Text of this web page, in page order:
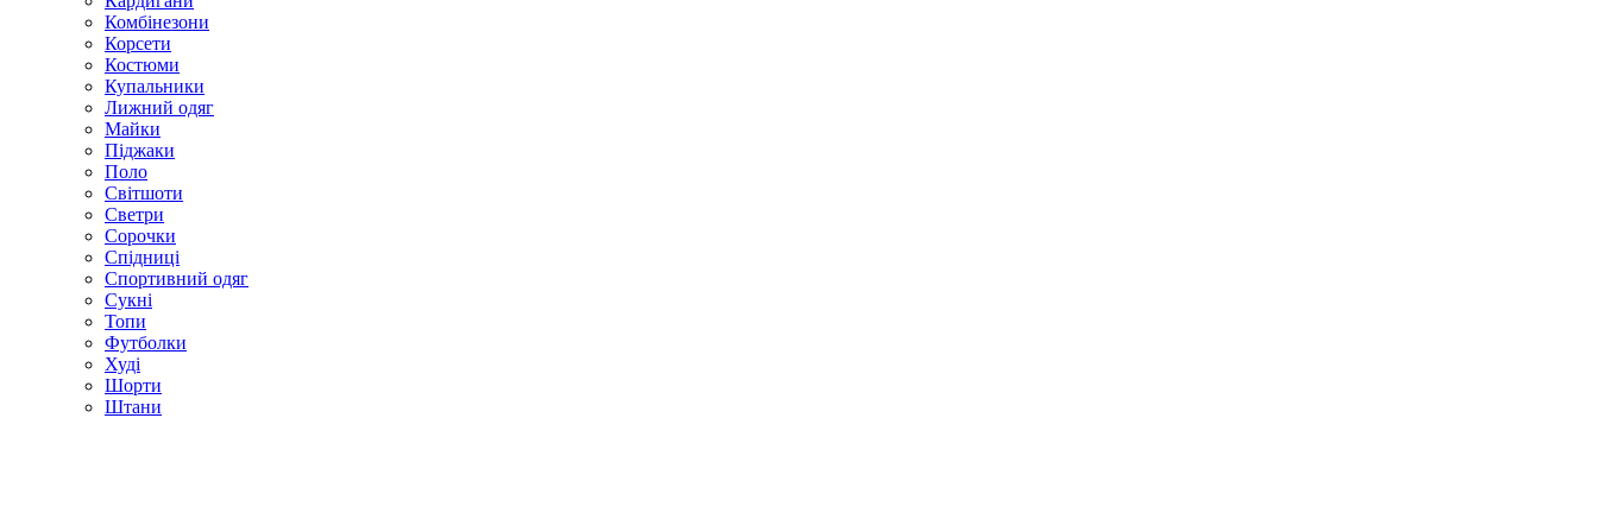
Комбінезони
Корсети
Костюми
Купальники
Лижний одяг
Майки
Піджаки
Поло
Світшоти
Светри
Сорочки
Спідниці
Спортивний одяг
Сукні
Топи
Футболки
Худі
Шорти
Штани